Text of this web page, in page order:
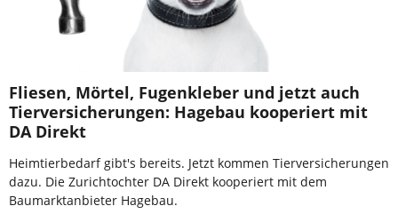
Fliesen, Mörtel, Fugenkleber und jetzt auch
Tierversicherungen: Hagebau kooperiert mit
DA Direkt
Heimtierbedarf gibt's bereits. Jetzt kommen Tierversicherungen
dazu. Die Zurichtochter DA Direkt kooperiert mit dem
Baumarktanbieter Hagebau.